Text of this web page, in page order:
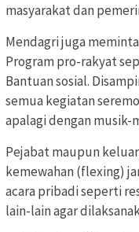
masyarakat dan
Mendagri juga
Program pro-rakyat
Bantuan sosial.
semua kegiatan
apalagi dengan musik-
Pejabat maupun
kemewahan (flexing)
acara pribadi seperti
lain-lain agar